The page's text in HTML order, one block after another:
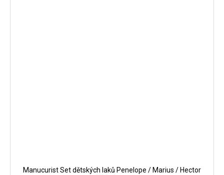
Manucurist Set dětských laků Penelope / Marius / Hector